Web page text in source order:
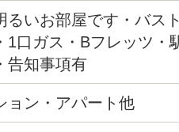
るいお部屋です・バス
1口ガス・Bフレッツ・
告知事項有
ョン・アパート他